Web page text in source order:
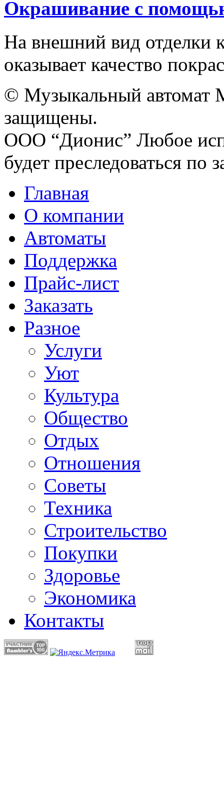
Окрашивание с
На внешний вид отделки
оказывает качество
© Музыкальный автомат
защищены.
ООО “Дионис” Любое
будет преследоваться по
Главная
О компании
Автоматы
Поддержка
Прайс-лист
Заказать
Разное
Услуги
Уют
Культура
Общество
Отдых
Отношения
Советы
Техника
Строительство
Покупки
Здоровье
Экономика
Контакты